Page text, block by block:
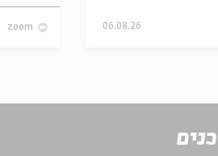
06.08.26
zoom